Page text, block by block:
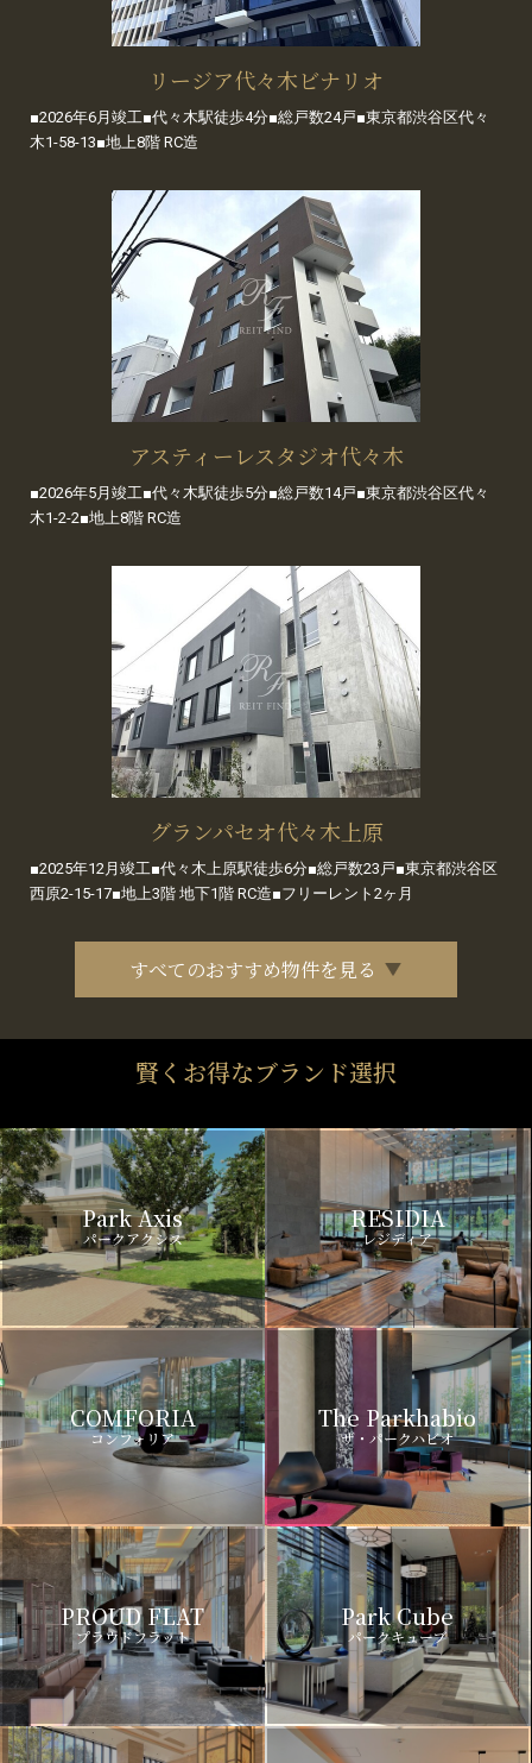
リージア代々木ビナリオ
■2026年6月竣工■代々木駅徒歩4分■総戸数24戸■東京都渋谷区代々
木1-58-13■地上8階 RC造
アスティーレスタジオ代々木
■2026年5月竣工■代々木駅徒歩5分■総戸数14戸■東京都渋谷区代々
木1-2-2■地上8階 RC造
グランパセオ代々木上原
■2025年12月竣工■代々木上原駅徒歩6分■総戸数23戸■東京都渋谷区
西原2-15-17■地上3階 地下1階 RC造■フリーレント2ヶ月
すべてのおすすめ物件を見る
賢くお得なブランド選択
Park Axis
パークアクシス
RESIDIA
レジディア
COMFORIA
コンフォリア
The Parkhabio
ザ・パークハビオ
PROUD FLAT
プラウドフラット
Park Cube
パークキューブ